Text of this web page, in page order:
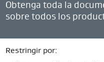
Obtenga toda la
sobre todos los
Restringir por: